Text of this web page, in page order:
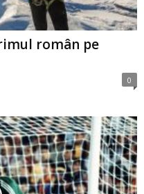
român pe
0